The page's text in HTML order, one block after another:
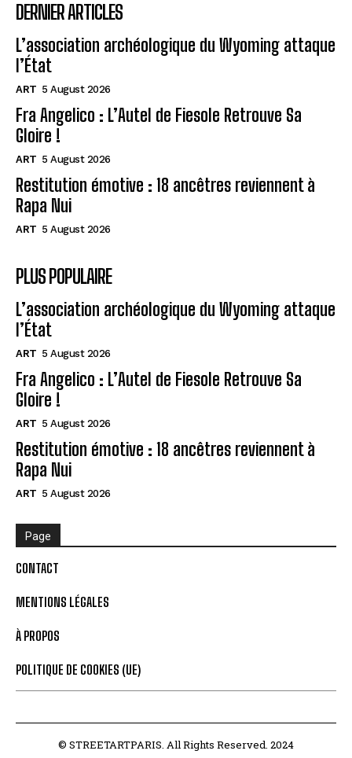
DERNIER ARTICLES
L’association archéologique du Wyoming attaque
l’État
ART 5 August 2026
Fra Angelico : L’Autel de Fiesole Retrouve Sa
Gloire !
ART 5 August 2026
Restitution émotive : 18 ancêtres reviennent à
Rapa Nui
ART 5 August 2026
PLUS POPULAIRE
L’association archéologique du Wyoming attaque
l’État
ART 5 August 2026
Fra Angelico : L’Autel de Fiesole Retrouve Sa
Gloire !
ART 5 August 2026
Restitution émotive : 18 ancêtres reviennent à
Rapa Nui
ART 5 August 2026
Page
CONTACT
MENTIONS LÉGALES
À PROPOS
POLITIQUE DE COOKIES (UE)
© STREETARTPARIS. All Rights Reserved. 2024